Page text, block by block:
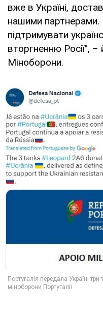
вже в Україні,
нашими партнерами.
підтримувати
вторгненню Росії", –
Міноборони.